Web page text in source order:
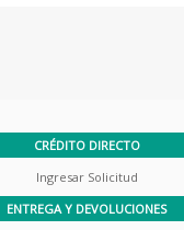
CRÉDITO DIRECTO
Ingresar Solicitud
ENTREGA Y DEVOLUCIONES